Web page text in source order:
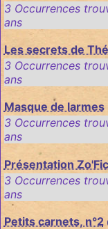
3 Occurrences
ans
Les secrets de
3 Occurrences
ans
Masque de larmes
3 Occurrences
ans
Présentation
3 Occurrences
ans
Petits carnets, n°2